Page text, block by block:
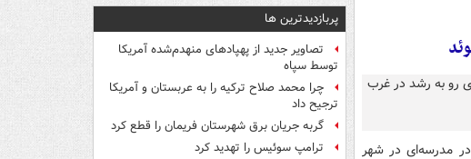
مدرسه‌ای در شهر
پربازدیدترین ها
تصاویر جدید از پهپادهای منهدم‌شده آمریکا
توسط سپاه
چرا محمد صلاح ترکیه را به عربستان و آمریکا
ترجیح داد
گربه جریان برق شهرستان فریمان را قطع کرد
ترامپ سوئیس را تهدید کرد